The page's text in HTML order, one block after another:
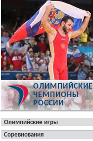
ОЛИМПИЙСКИЕ
ЧЕМПИОНЫ
РОССИИ